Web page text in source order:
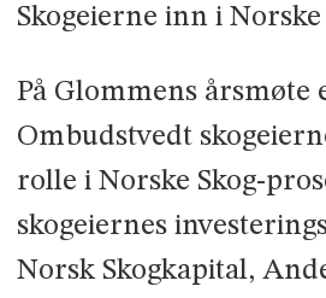
Skogeierne inn i Norske
På Glommens årsmøte
Ombudstvedt
rolle i Norske Skog-
skogeiernes
Norsk Skogkapital,